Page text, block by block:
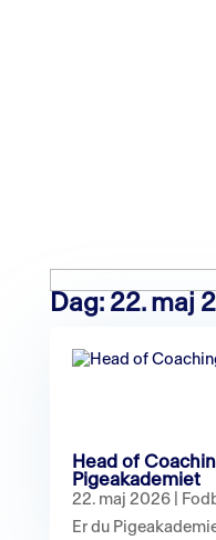
efter:
Dag: 22. maj
Head of
Pigeakademiet
22. maj 2026|
Er du